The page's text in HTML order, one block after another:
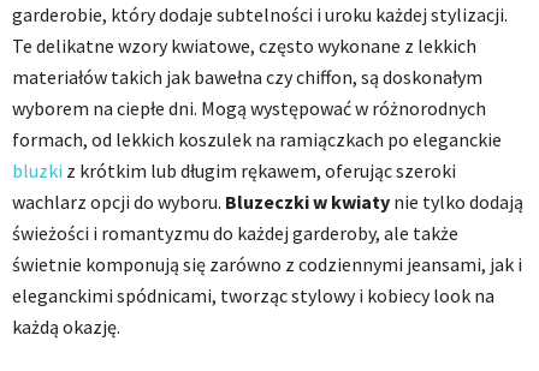
garderobie, który dodaje subtelności i uroku każdej stylizacji.
Te delikatne wzory kwiatowe, często wykonane z lekkich
materiałów takich jak bawełna czy chiffon, są doskonałym
wyborem na ciepłe dni. Mogą występować w różnorodnych
formach, od lekkich koszulek na ramiączkach po eleganckie
bluzki z krótkim lub długim rękawem, oferując szeroki
wachlarz opcji do wyboru. Bluzeczki w kwiaty nie tylko dodają
świeżości i romantyzmu do każdej garderoby, ale także
świetnie komponują się zarówno z codziennymi jeansami, jak i
eleganckimi spódnicami, tworząc stylowy i kobiecy look na
każdą okazję.